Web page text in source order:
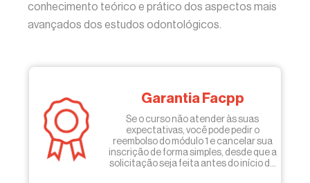
conhecimento teórico e prático dos aspectos mais
avançados dos estudos odontológicos.
Garantia Facpp
Se o curso não atender às suas
expectativas, você pode pedir o
reembolso do módulo 1 e cancelar sua
inscrição de forma simples, desde que a
solicitação seja feita antes do início do